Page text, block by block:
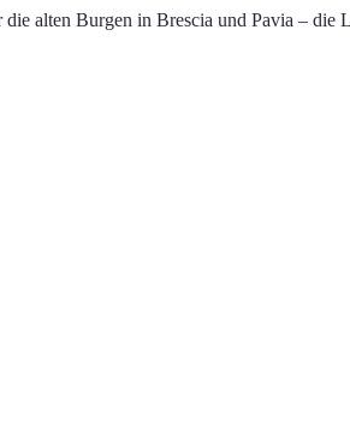
alten Burgen in Brescia und Pavia –